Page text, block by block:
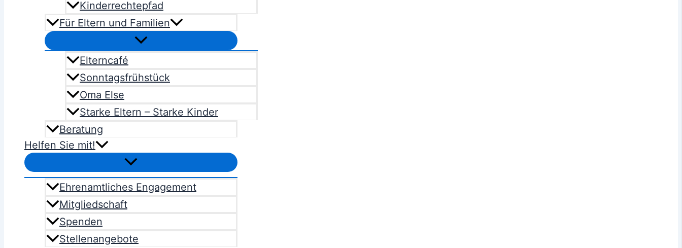
Kinderrechtepfad
Für Eltern und Familien
Elterncafé
Sonntagsfrühstück
Oma Else
Starke Eltern – Starke Kinder
Beratung
Helfen Sie mit!
Ehrenamtliches Engagement
Mitgliedschaft
Spenden
Stellenangebote